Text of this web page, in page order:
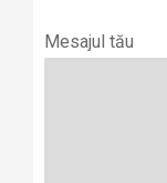
Mesajul tău